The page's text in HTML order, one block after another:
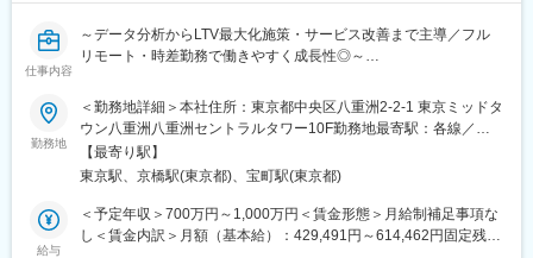
・データを用いたマーケティング活動は現在も実施しています
が、すべてのデータを活用できている状態ではなく、その人次第
境です
■募集背景：
当社はPayPayグループにおいて成長の中核を担う、クレジットカ
ードをはじめとするPayPayを通じた決済サービスを提供していま
す。事業の拡大に合わせて、データ分析の重要性も上がってきて
いる中、当社のマーケティング領域においては大量に存在する顧
仕事内容
～データ分析からLTV最大化施策・サービス改善まで主導／フル
リモート・時差勤務で働きやすく成長性◎～
応用によって「オープンでフェアな社会を実現する」ことを目指
すVisionとしています。
■職務内容：グロースマーケティング担当として、以下業務をお任
せします。
・グロースマーケティングの短期、中長期戦略の策定
・データ分析後、顧客LTV最大化を目的とした各種マーケティン
グ施策の企画、実施、効果測定
勤務地
＜勤務地詳細＞本社住所：東京都中央区八重洲2-2-1 東京ミッドタ
ウン八重洲八重洲セントラルタワー10F勤務地最寄駅：各線／五
反田駅受動喫煙対策：屋内全面禁煙変更の範囲：会社の定める事
業所（リモートワーク含む）
【最寄り駅】
東京駅、京橋駅(東京都)、宝町駅(東京都)
給与
＜予定年収＞700万円～1,000万円＜賃金形態＞月給制補足事項な
し＜賃金内訳＞月額（基本給）：429,491円～614,462円固定残業